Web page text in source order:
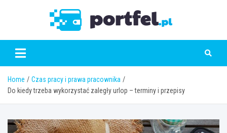
Home
Czas pracy i prawa pracownika
Do kiedy trzeba wykorzystać zaległy urlop – terminy i przepisy